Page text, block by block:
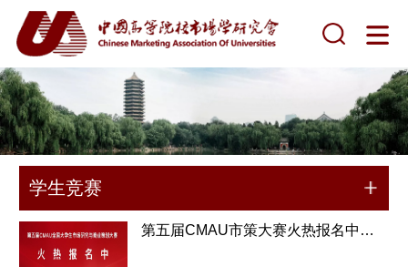
学生竞赛
第五届CMAU市策大赛火热报名中！喊上你的队友，一起冲击国奖！